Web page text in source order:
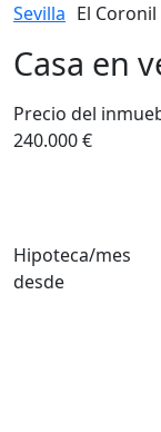
Sevilla El Coronil
Casa en
Precio del
240.000 €
Hipoteca/mes
desde